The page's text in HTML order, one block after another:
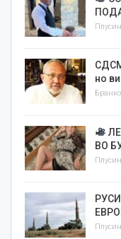
СДСМ
но
ВО